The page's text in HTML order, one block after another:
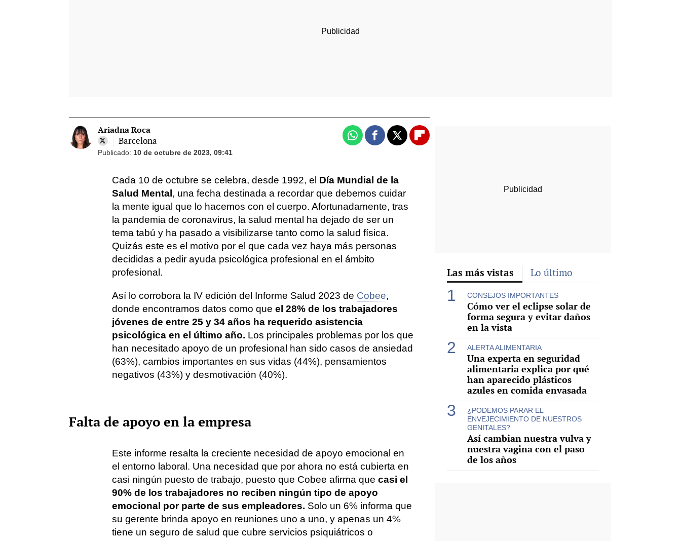
Ariadna Roca
Barcelona
Publicado: 10 de octubre de 2023, 09:41
WhatsappFacebook
X Flipboard
Cada 10 de octubre se celebra, desde 1992, el Día Mundial de la
Salud Mental , una fecha destinada a recordar que debemos cuidar
la mente igual que lo hacemos con el cuerpo. Afortunadamente, tras
la pandemia de coronavirus, la salud mental ha dejado de ser un
tema tabú y ha pasado a visibilizarse tanto como la salud física.
Quizás este es el motivo por el que cada vez haya más personas
decididas a pedir ayuda psicológica profesional en el ámbito
profesional.
Así lo corrobora la IV edición del Informe Salud 2023 de Cobee,
donde encontramos datos como que el 28% de los trabajadores
jóvenes de entre 25 y 34 años ha requerido asistencia
psicológica en el último año. Los principales problemas por los que
han necesitado apoyo de un profesional han sido casos de ansiedad
(63%), cambios importantes en sus vidas (44%), pensamientos
negativos (43%) y desmotivación (40%).
Falta de apoyo en la empresa
Este informe resalta la creciente necesidad de apoyo emocional en
el entorno laboral. Una necesidad que por ahora no está cubierta en
casi ningún puesto de trabajo, puesto que Cobee afirma que casi el
90% de los trabajadores no reciben ningún tipo de apoyo
emocional por parte de sus empleadores. Solo un 6% informa que
su gerente brinda apoyo en reuniones uno a uno, y apenas un 4%
tiene un seguro de salud que cubre servicios psiquiátricos o
Las más vistas Lo último
CONSEJOS IMPORTANTES
Cómo ver el eclipse solar de
forma segura y evitar daños
en la vista
ALERTA ALIMENTARIA
Una experta en seguridad
alimentaria explica por qué
han aparecido plásticos
azules en comida envasada
¿PODEMOS PARAR EL
ENVEJECIMIENTO DE NUESTROS
GENITALES?
Así cambian nuestra vulva y
nuestra vagina con el paso
de los años